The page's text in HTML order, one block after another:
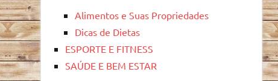
Alimentos e Suas Propriedades
Dicas de Dietas
ESPORTE E FITNESS
SAÚDE E BEM ESTAR